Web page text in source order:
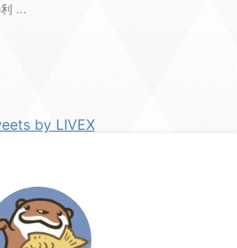
...
by LIVEX